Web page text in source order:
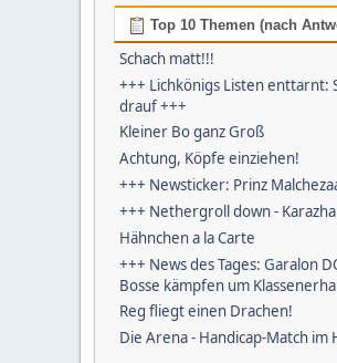
Top 10 Themen (nach
Schach matt!!!
+++ Lichkönigs Listen enttarnt:
drauf +++
Kleiner Bo ganz Groß
Achtung, Köpfe einziehen!
+++ Newsticker: Prinz
+++ Nethergroll down -
Hähnchen a la Carte
+++ News des Tages: Garalon
Bosse kämpfen um
Reg fliegt einen Drachen!
Die Arena - Handicap-Match im